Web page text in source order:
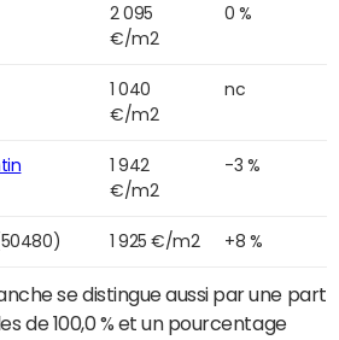
2 095
€/m2
0 %
1 040
€/m2
nc
1 942
€/m2
-3 %
1 925 €/m2 +8 %
se distingue aussi par une part
de 100,0 % et un pourcentage